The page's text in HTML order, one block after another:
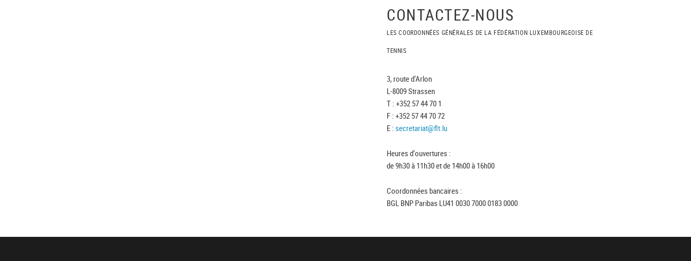
CONTACTEZ-NOUS
LES COORDONNÉES GÉNÉRALES DE LA FÉDÉRATION LUXEMBOURGEOISE DE
TENNIS
3, route d'Arlon
L-8009 Strassen
T : +352 57 44 70 1
F : +352 57 44 70 72
E : secretariat@flt.lu
Heures d'ouvertures :
de 9h30 à 11h30 et de 14h00 à 16h00
Coordonnées bancaires :
BGL BNP Paribas LU41 0030 7000 0183 0000